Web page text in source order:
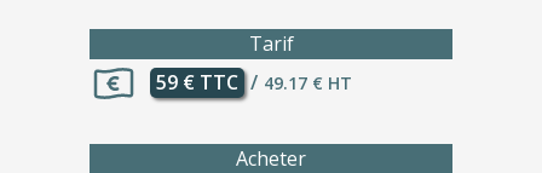
Tarif
59 € TTC / 49.17 € HT
Acheter